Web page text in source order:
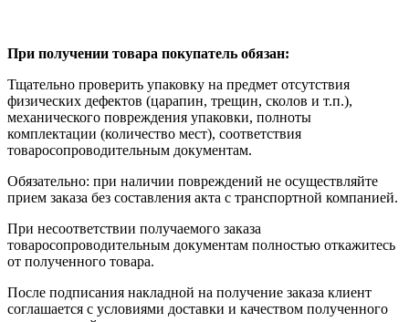
При получении товара покупатель обязан:
Тщательно проверить упаковку на предмет отсутствия
физических дефектов (царапин, трещин, сколов и т.п.),
механического повреждения упаковки, полноты
комплектации (количество мест), соответствия
товаросопроводительным документам.
Обязательно: при наличии повреждений не осуществляйте
прием заказа без составления акта с транспортной компанией.
При несоответствии получаемого заказа
товаросопроводительным документам полностью откажитесь
от полученного товара.
После подписания накладной на получение заказа клиент
соглашается с условиями доставки и качеством полученного